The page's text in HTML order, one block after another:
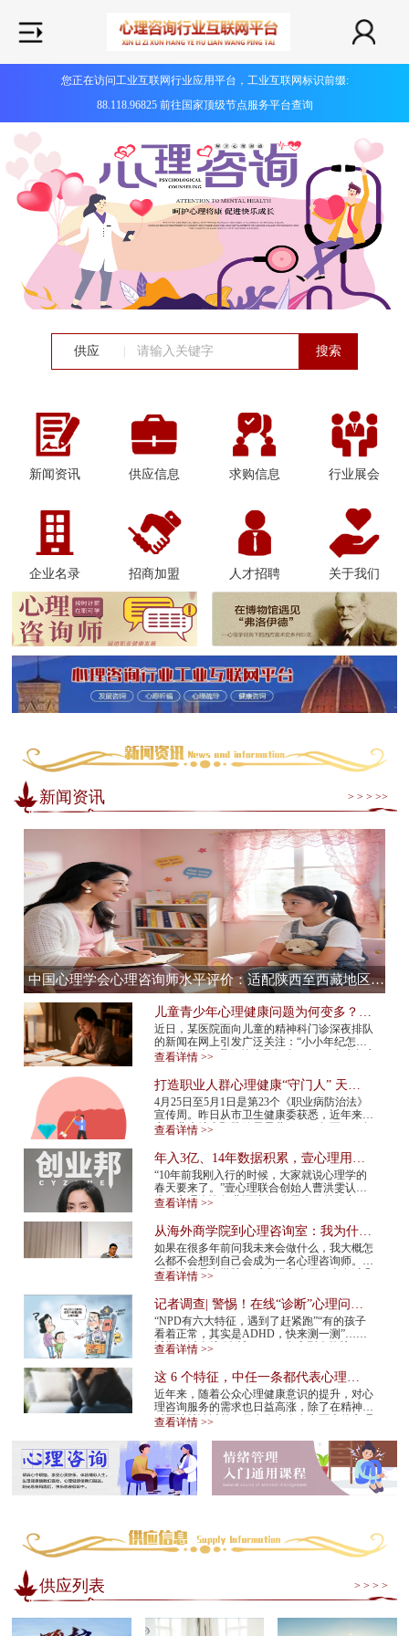
您正在访问工业互联网行业应用平台，工业互联网标识前缀:
88.118.96825 前往国家顶级节点服务平台查询
供应 搜索
新闻资讯 供应信息 求购信息 行业展会
企业名录 招商加盟 人才招聘 关于我们
新闻资讯 > > > >>
中国心理学会心理咨询师水平评价：适配陕西至西藏地区，心理咨询师水平评价全流程服务提供商
儿童青少年心理健康问题为何变多？应
该如何预防？
近日，某医院面向儿童的精神科门诊深夜排队
的新闻在网上引发广泛关注：“小小年纪怎么
得了抑郁症”“我们的孩子怎么了”……青少年心
查看详情 >>
打造职业人群心理健康“守门人” 天津
市职业人群心理咨询平台上线
4月25日至5月1日是第23个《职业病防治法》
宣传周。昨日从市卫生健康委获悉，近年来我
市职业病综合预防效果显著，2015年至2024年
2024年...
查看详情 >>
年入3亿、14年数据积累，壹心理用AI
打造心理服务行业“小怪兽”
“10年前我刚入行的时候，大家就说心理学的
春天要来了。”壹心理联合创始人曹洪雯认
为，心理咨询行业还处在“春天来临前的寒
标准...
查看详情 >>
从海外商学院到心理咨询室：我为什么
在34岁决定转行
如果在很多年前问我未来会做什么，我大概怎
么都不会想到自己会成为一名心理咨询师。我
硕士读的是商学院。后来进入大厂，也有过几
常、...
查看详情 >>
记者调查| 警惕！在线“诊断”心理问
题，越治越病！
“NPD有六大特征，遇到了赶紧跑”“有的孩子
看着正常，其实是ADHD，快来测一测”……
近期，以在线“诊断”NPD（自恋型人格障
的视频在网...
查看详情 >>
这 6 个特征，中任一条都代表心理咨
询师不靠谱！赶紧换
近年来，随着公众心理健康意识的提升，对心
理咨询服务的需求也日益高涨，除了在精神专
科医院就诊以外，很多人也会在市面上的心理
备...
查看详情 >>
供应列表 > > > >